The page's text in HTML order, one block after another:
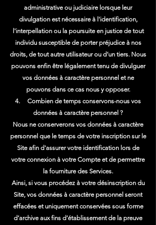
administrative ou judiciaire lorsque leur
divulgation est nécessaire à l'identification,
l'interpellation ou la poursuite en justice de tout
individu susceptible de porter préjudice à nos
droits, de tout autre utilisateur ou d’un tiers. Nous
pouvons enfin être légalement tenu de divulguer
vos données à caractère personnel et ne
pouvons dans ce cas nous y opposer.
4. Combien de temps conservons-nous vos
données à caractère personnel ?
Nous ne conserverons vos données à caractère
personnel que le temps de votre inscription sur le
Site afin d'assurer votre identification lors de
votre connexion à votre Compte et de permettre
la fourniture des Services.
Ainsi, si vous procédez à votre désinscription du
Site, vos données à caractère personnel seront
effacées et uniquement conservées sous forme
d’archive aux fins d’établissement de la preuve